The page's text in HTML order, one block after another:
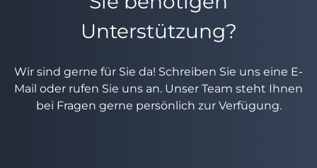
Unterstützung?
Wir sind gerne für Sie da! Schreiben Sie uns eine E-
Mail oder rufen Sie uns an. Unser Team steht Ihnen
bei Fragen gerne persönlich zur Verfügung.